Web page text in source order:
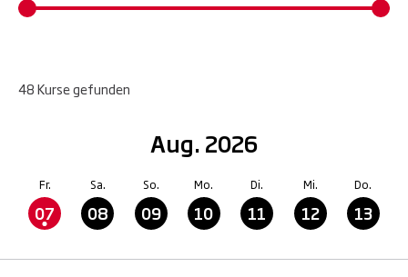
48Kursegefunden
Aug. 2026
Fr.
07
Sa.
08
So.
09
Mo.
10
Di.
11
Mi.
12
Do.
13